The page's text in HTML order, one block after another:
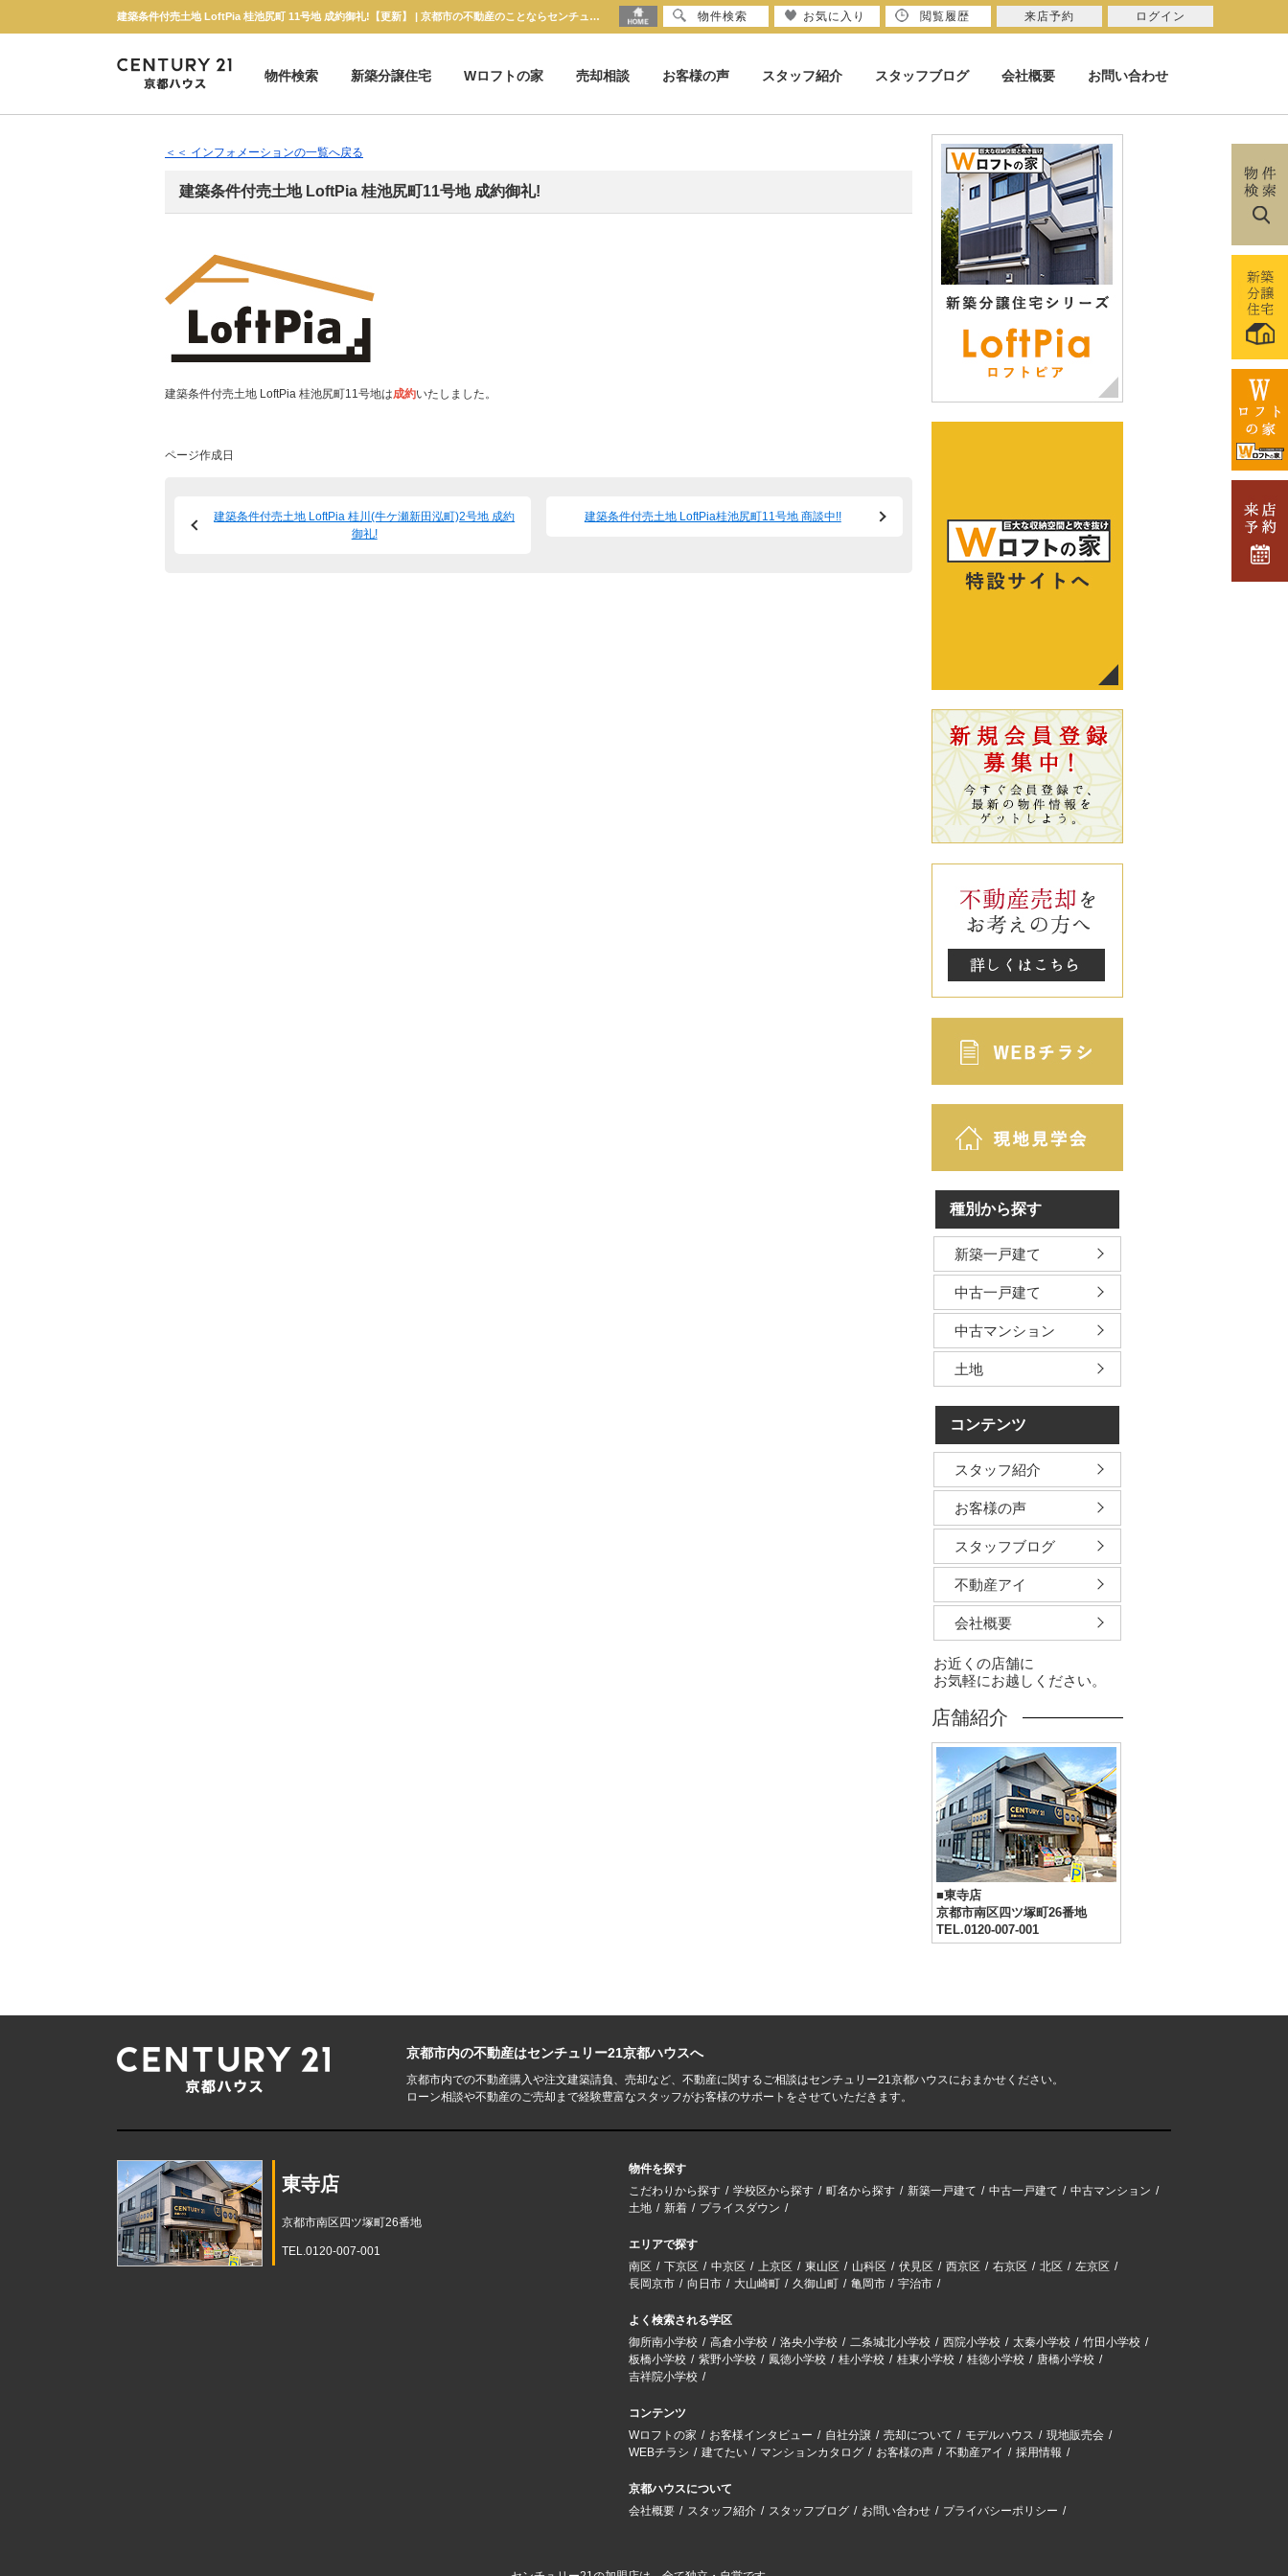
建築条件付売土地 LoftPia 桂池尻町 11号地 成約御礼!【更新】 | 京都市の不動産のことならセンチュリー21京都ハウス
物件検索
新築分譲住宅 Wロフトの家 売却相談 お客様の声 スタッフ紹介 スタッフブログ 会社概要 お問い合わせ
＜＜ インフォメーションの一覧へ戻る
建築条件付売土地 LoftPia 桂池尻町11号地 成約御礼!
建築条件付売土地 LoftPia 桂池尻町11号地は成約いたしました。
ページ作成日
建築条件付売土地 LoftPia 桂川(牛ケ瀬新田泓町)2号地 成約
御礼!
建築条件付売土地 LoftPia桂池尻町11号地 商談中!!
種別から探す
新築一戸建て
中古一戸建て
中古マンション
土地
コンテンツ
スタッフ紹介
お客様の声
スタッフブログ
不動産アイ
会社概要
お近くの店舗に
お気軽にお越しください。
店舗紹介
■東寺店
京都市南区四ツ塚町26番地
TEL.0120-007-001
京都市内の不動産はセンチュリー21京都ハウスへ
京都市内での不動産購入や注文建築請負、売却など、不動産に関するご相談はセンチュリー21京都ハウスにおまかせください。
ローン相談や不動産のご売却まで経験豊富なスタッフがお客様のサポートをさせていただきます。
東寺店
京都市南区四ツ塚町26番地
TEL.0120-007-001
物件を探す
こだわりから探す
学校区から探す 町名から探す 新築一戸建て 中古一戸建て
中古マンション
土地
新着 プライスダウン
エリアで探す
南区
下京区 中京区 上京区 東山区 山科区 伏見区 西京区 右京区 北区
左京区
長岡京市
向日市 大山崎町 久御山町 亀岡市 宇治市
よく検索される学区
御所南小学校
高倉小学校 洛央小学校 二条城北小学校 西院小学校 太秦小学校
竹田小学校
板橋小学校
紫野小学校 鳳徳小学校 桂小学校 桂東小学校 桂徳小学校
唐橋小学校
吉祥院小学校
コンテンツ
Wロフトの家
お客様インタビュー 自社分譲 売却について モデルハウス
現地販売会
WEBチラシ
建てたい マンションカタログ お客様の声 不動産アイ 採用情報
京都ハウスについて
会社概要
スタッフ紹介 スタッフブログ お問い合わせ プライバシーポリシー
物件検索 お気に入り 閲覧履歴 来店予約 ログイン